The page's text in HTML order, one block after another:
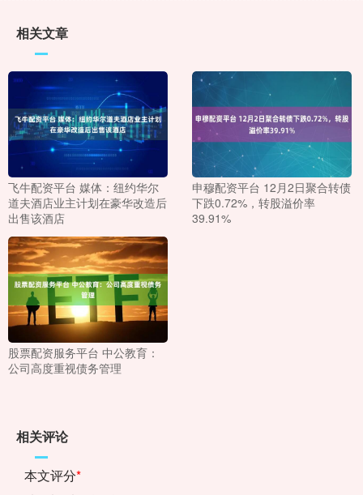
相关文章
飞牛配资平台 媒体：纽约华尔
道夫酒店业主计划在豪华改造后
出售该酒店
申穆配资平台 12月2日聚合转债
下跌0.72%，转股溢价率
39.91%
股票配资服务平台 中公教育：
公司高度重视债务管理
相关评论
本文评分*